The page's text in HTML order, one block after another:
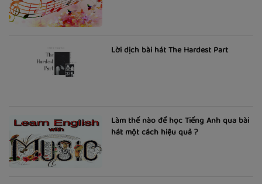
Lời dịch bài hát The Hardest Part
Làm thế nào để học Tiếng Anh qua bài
hát một cách hiệu quả ?